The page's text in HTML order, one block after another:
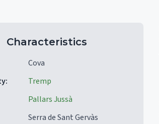
Characteristics
Cova
:
Tremp
Pallars Jussà
Serra de Sant Gervàs